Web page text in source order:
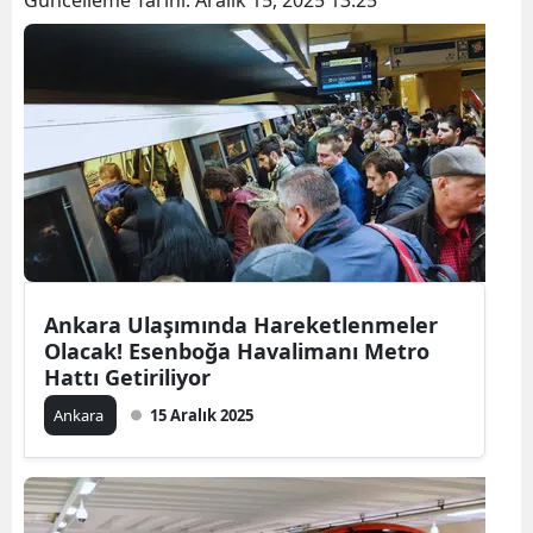
Ankara Ulaşımında Hareketlenmeler
Olacak! Esenboğa Havalimanı Metro
Hattı Getiriliyor
Ankara 15 Aralık 2025